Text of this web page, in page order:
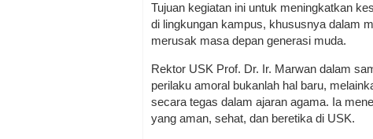
Tujuan kegiatan ini untuk meningkatkan
di lingkungan kampus, khususnya dalam
merusak masa depan generasi muda.
Rektor USK Prof. Dr. Ir. Marwan dalam
perilaku amoral bukanlah hal baru,
secara tegas dalam ajaran agama. Ia
yang aman, sehat, dan beretika di USK.